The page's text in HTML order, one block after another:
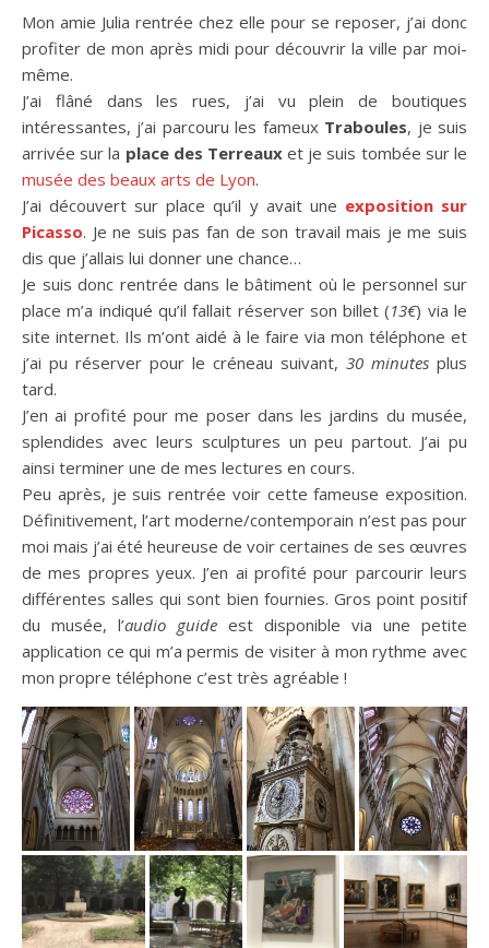
Mon amie Julia rentrée chez elle pour se reposer, j’ai donc
profiter de mon après midi pour découvrir la ville par moi-
même.
J’ai flâné dans les rues, j’ai vu plein de boutiques
intéressantes, j’ai parcouru les fameux Traboules, je suis
arrivée sur la place des Terreauxet je suis tombée sur le
musée des beaux arts de Lyon.
J’ai découvert sur place qu’il y avait une exposition sur
Picasso. Je ne suis pas fan de son travail mais je me suis
dis que j’allais lui donner une chance…
Je suis donc rentrée dans le bâtiment où le personnel sur
place m’a indiqué qu’il fallait réserver son billet (13€) via le
site internet. Ils m’ont aidé à le faire via mon téléphone et
j’ai pu réserver pour le créneau suivant, 30 minutes plus
tard.
J’en ai profité pour me poser dans les jardins du musée,
splendides avec leurs sculptures un peu partout. J’ai pu
ainsi terminer une de mes lectures en cours.
Peu après, je suis rentrée voir cette fameuse exposition.
Définitivement, l’art moderne/contemporain n’est pas pour
moi mais j’ai été heureuse de voir certaines de ses œuvres
de mes propres yeux. J’en ai profité pour parcourir leurs
différentes salles qui sont bien fournies. Gros point positif
du musée, l’audio guide est disponible via une petite
application ce qui m’a permis de visiter à mon rythme avec
mon propre téléphone c’est très agréable !